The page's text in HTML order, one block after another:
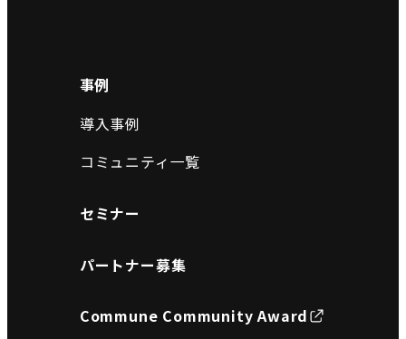
事例
導入事例
コミュニティ一覧
セミナー
パートナー募集
Commune Community Award